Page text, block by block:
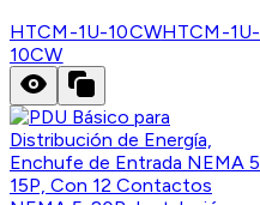
HTCM-1U-10CWHTCM-1U-
10CW